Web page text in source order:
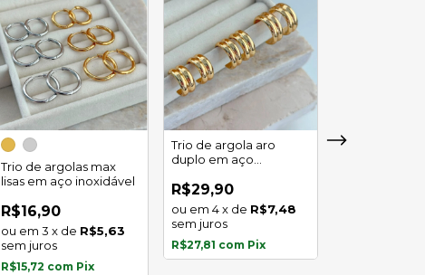
Trio de argolas max
lisas em aço inoxidável
R$16,90
3 x de R$5,63
sem juros
R$15,72 com Pix
Trio de argola aro
duplo em aço
R$29,90
4 x de R$7,48
sem juros
R$27,81 com Pix